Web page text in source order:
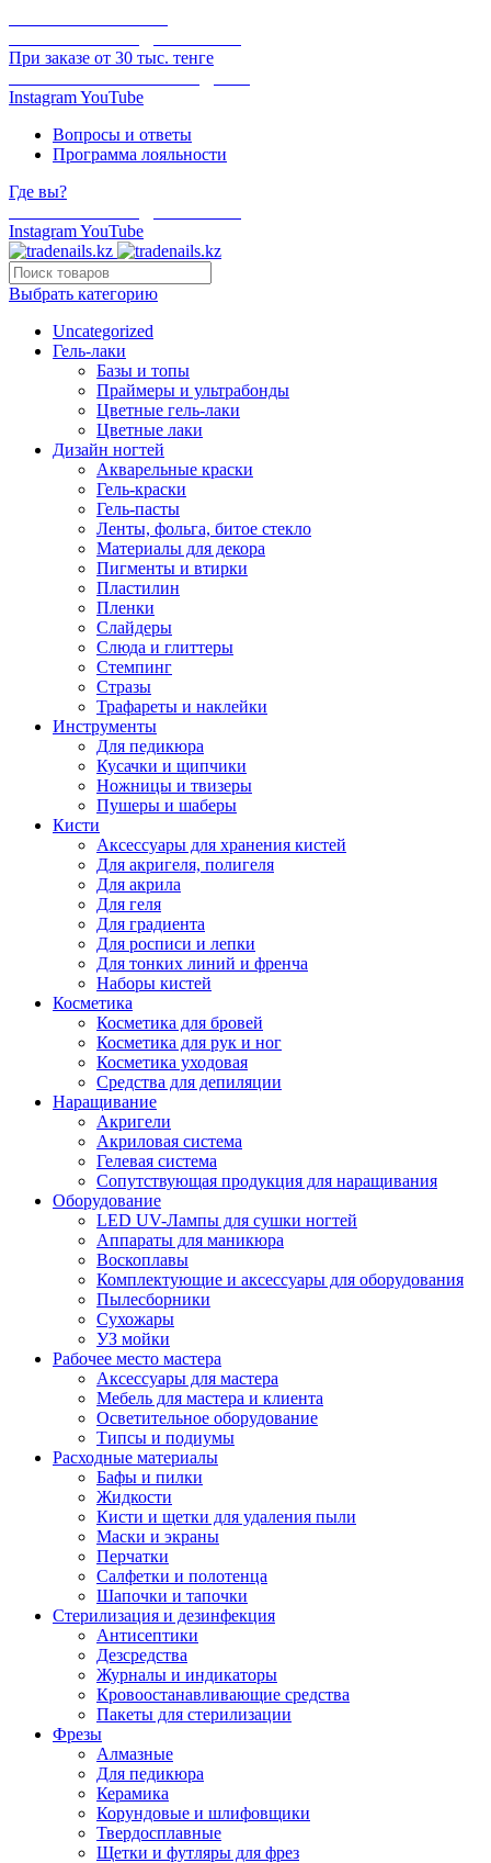
При заказе от 30 тыс. тенге
InstagramYouTube
Вопросы и ответы
Программа лояльности
Где вы?
InstagramYouTube
Выбрать категорию
Uncategorized
Гель-лаки
Базы и топы
Праймеры и ультрабонды
Цветные гель-лаки
Цветные лаки
Дизайн ногтей
Акварельные краски
Гель-краски
Гель-пасты
Ленты, фольга, битое стекло
Материалы для декора
Пигменты и втирки
Пластилин
Пленки
Слайдеры
Слюда и глиттеры
Стемпинг
Стразы
Трафареты и наклейки
Инструменты
Для педикюра
Кусачки и щипчики
Ножницы и твизеры
Пушеры и шаберы
Кисти
Аксессуары для хранения кистей
Для акригеля, полигеля
Для акрила
Для геля
Для градиента
Для росписи и лепки
Для тонких линий и френча
Наборы кистей
Косметика
Косметика для бровей
Косметика для рук и ног
Косметика уходовая
Средства для депиляции
Наращивание
Акригели
Акриловая система
Гелевая система
Сопутствующая продукция для наращивания
Оборудование
LED UV-Лампы для сушки ногтей
Аппараты для маникюра
Воскоплавы
Комплектующие и аксессуары для оборудования
Пылесборники
Сухожары
УЗ мойки
Рабочее место мастера
Аксессуары для мастера
Мебель для мастера и клиента
Осветительное оборудование
Типсы и подиумы
Расходные материалы
Бафы и пилки
Жидкости
Кисти и щетки для удаления пыли
Маски и экраны
Перчатки
Салфетки и полотенца
Шапочки и тапочки
Стерилизация и дезинфекция
Антисептики
Дезсредства
Журналы и индикаторы
Кровоостанавливающие средства
Пакеты для стерилизации
Фрезы
Алмазные
Для педикюра
Керамика
Корундовые и шлифовщики
Твердосплавные
Щетки и футляры для фрез